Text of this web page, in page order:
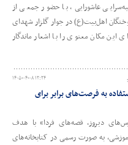
عاشورایی، با حضور جمعی از
اهل‌بیت(ع) در جوار گلزار شهدای
مکان معنوی را با اشعار ماندگار
۱۴۰۵-۰۴-۰۸ ۱۲:۲۴
به فرصت‌های برابر برای
دیروز، قصه‌های فردا» با هدف
به صورت رسمی در کتابخانه‌های